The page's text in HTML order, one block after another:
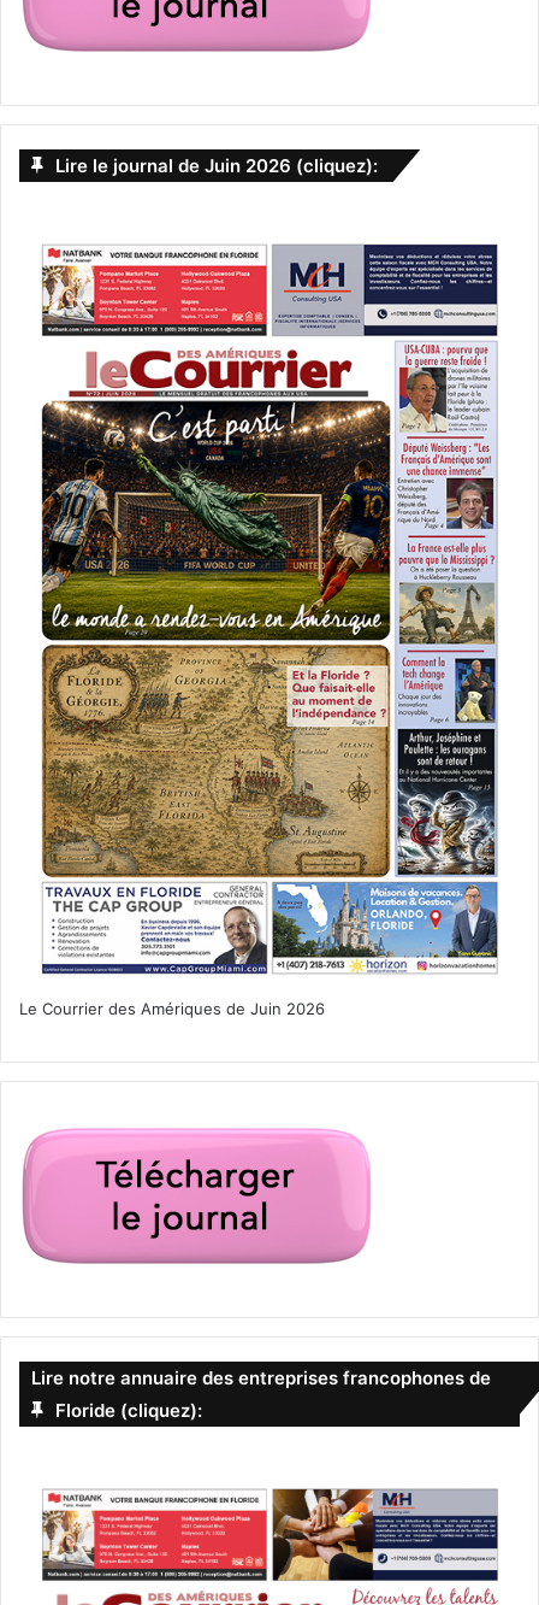
Lire le journal de Juin 2026 (cliquez):
Le Courrier des Amériques de Juin 2026
Lire notre annuaire des entreprises francophones de
Floride (cliquez):